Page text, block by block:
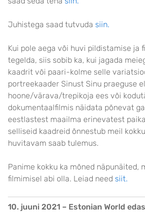
Juhistega saad tutvuda siin.
Kui pole aega või huvi pildistamise ja
tegelda, siis sobib ka, kui jagada
kaadrit või paari-kolme selle
portreekaader Sinust Sinu praeguse
hoone/värava/trepikoja ees või
dokumentaalfilmis näidata põnevat
eestlastest maailma erinevatest
selliseid kaadreid õnnestub meil
huvitavam saab tulemus.
Panime kokku ka mõned näpunäited,
filmimisel abi olla. Leiad need siit.
10. juuni 2021 – Estonian World